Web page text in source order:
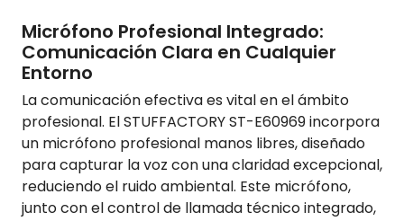
Micrófono Profesional Integrado:
Comunicación Clara en Cualquier
Entorno
La comunicación efectiva es vital en el ámbito
profesional. El STUFFACTORY ST-E60969 incorpora
un micrófono profesional manos libres, diseñado
para capturar la voz con una claridad excepcional,
reduciendo el ruido ambiental. Este micrófono,
junto con el control de llamada técnico integrado,